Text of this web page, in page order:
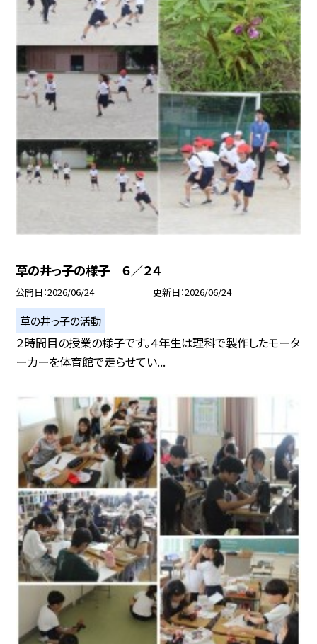
草の井っ子の様子 ６／２４
公開日 2026/06/24 更新日 2026/06/24
草の井っ子の活動
２時間目の授業の様子です。４年生は理科で製作したモータ
ーカーを体育館で走らせてい...